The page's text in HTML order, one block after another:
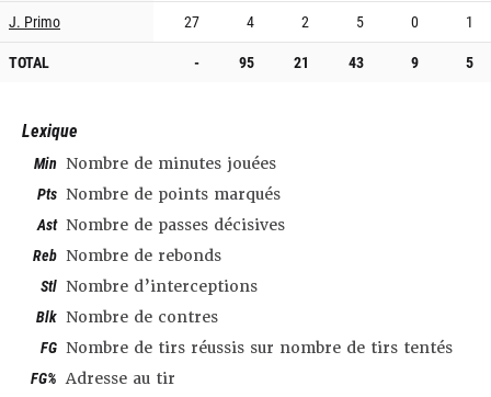
J. Primo
27 4 2 5 0
1
TOTAL
- 95 21 43 9 5
Lexique
Min Nombre de minutes jouées
Pts Nombre de points marqués
Ast Nombre de passes décisives
Reb Nombre de rebonds
Stl Nombre d’interceptions
Blk Nombre de contres
FG Nombre de tirs réussis sur nombre de tirs tentés
FG% Adresse au tir